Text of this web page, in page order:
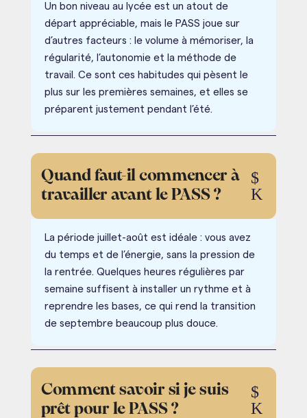
Un bon niveau au lycée est un atout de
départ appréciable, mais le PASS joue sur
d’autres facteurs : le volume à mémoriser, la
régularité, l’autonomie et la méthode de
travail. Ce sont ces habitudes qui pèsent le
plus sur les premières semaines, et elles se
préparent justement pendant l’été.
Quand faut-il commencer à
travailler avant le PASS ?
$
K
La période juillet-août est idéale : vous avez
du temps et de l’énergie, sans la pression de
la rentrée. Quelques heures régulières par
semaine suffisent à installer un rythme et à
reprendre les bases, ce qui rend la transition
de septembre beaucoup plus douce.
Comment savoir si je suis
prêt pour le PASS ?
$
K